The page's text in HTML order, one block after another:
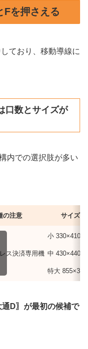
Fを押さえる
ており、移動導線に
口数とサイズが
内での選択肢が多い
の注意 サイズと
ス決済専用機
小
中
特大
D〗が最初の候補で